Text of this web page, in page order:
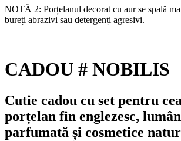
NOTĂ 2: Porțelanul decorat cu aur se spală
bureți abrazivi sau detergenți agresivi.
CADOU # NOBILIS
Cutie cadou cu set pentru
porțelan fin englezesc,
parfumată și cosmetice